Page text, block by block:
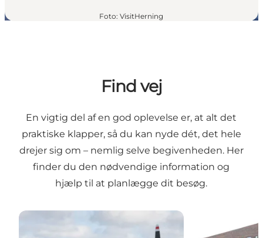
Foto: VisitHerning
Find vej
En vigtig del af en god oplevelse er, at alt det
praktiske klapper, så du kan nyde dét, det hele
drejer sig om – nemlig selve begivenheden. Her
finder du den nødvendige information og
hjælp til at planlægge dit besøg.
Lufthavne